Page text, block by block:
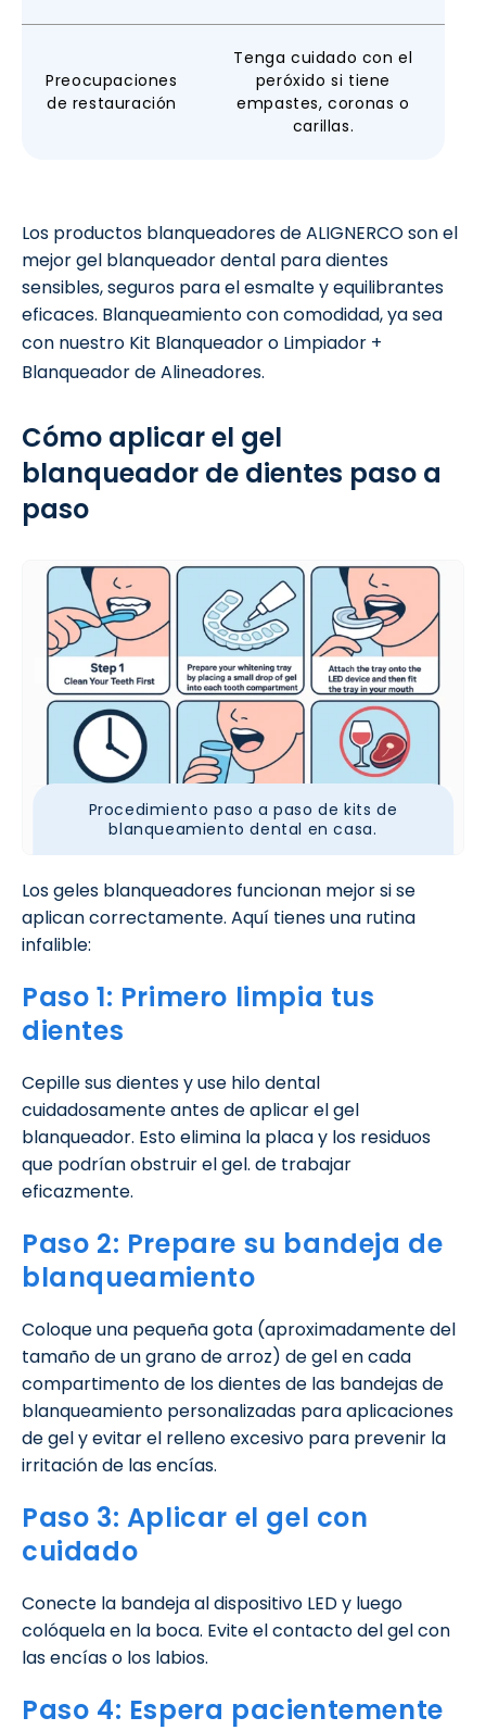
Preocupaciones
de restauración
Tenga cuidado con el
peróxido si tiene
empastes, coronas o
carillas.
Los productos blanqueadores de ALIGNERCO son el
mejor gel blanqueador dental para dientes
sensibles, seguros para el esmalte y equilibrantes
eficaces. Blanqueamiento con comodidad, ya sea
con nuestro Kit Blanqueador o Limpiador +
Blanqueador de Alineadores.
Cómo aplicar el gel
blanqueador de dientes paso a
paso
Procedimiento paso a paso de kits de
blanqueamiento dental en casa.
Los geles blanqueadores funcionan mejor si se
aplican correctamente. Aquí tienes una rutina
infalible:
Paso 1: Primero limpia tus
dientes
Cepille sus dientes y use hilo dental
cuidadosamente antes de aplicar el gel
blanqueador. Esto elimina la placa y los residuos
que podrían obstruir el gel. de trabajar
eficazmente.
Paso 2: Prepare su bandeja de
blanqueamiento
Coloque una pequeña gota (aproximadamente del
tamaño de un grano de arroz) de gel en cada
compartimento de los dientes de las bandejas de
blanqueamiento personalizadas para aplicaciones
de gel y evitar el relleno excesivo para prevenir la
irritación de las encías.
Paso 3: Aplicar el gel con
cuidado
Conecte la bandeja al dispositivo LED y luego
colóquela en la boca. Evite el contacto del gel con
las encías o los labios.
Paso 4: Espera pacientemente